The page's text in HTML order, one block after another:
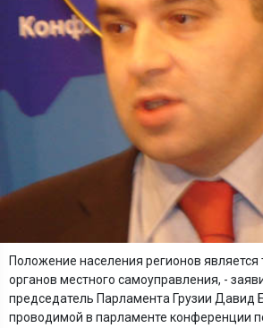
Положение населения регионов является
органов местного самоуправления, -
председатель Парламента Грузии Давид
проводимой в парламенте конференции